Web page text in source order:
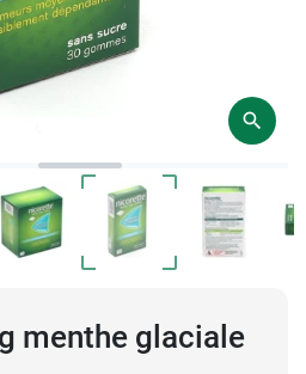
menthe glaciale